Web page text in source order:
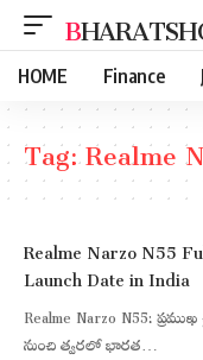
HOME Finance
Tag:Realme
Realme Narzo N55
Launch Date in India
Realme Narzo N55:
నుంచి త్వరలో భారత…